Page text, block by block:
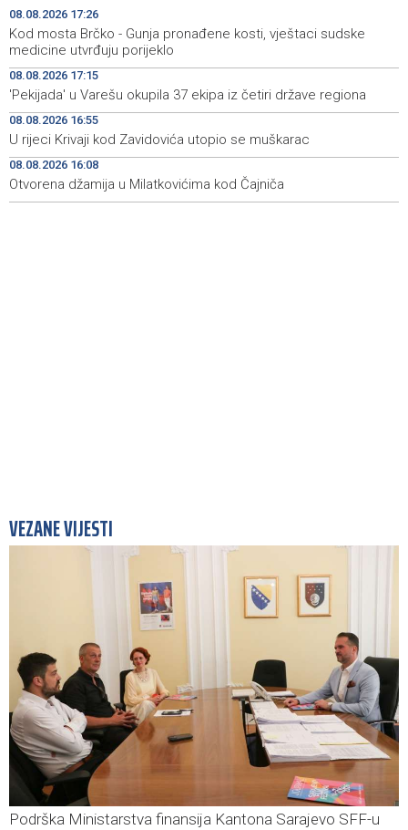
16:55 U rijeci Krivaji kod Zavidovića utopio se muškarac
16:08 Otvorena džamija u Milatkovićima kod Čajniča
15:55
Zmajice se okupile u Mostaru: Reprezentacija BiH kreće
po novu mediteransku priču
15:55
SFF - Specijalna predfestivalska projekcija restauriranog
filma 'Žena s krajolikom' Ivice Matića
15:37
Požar kod Konjica i dalje aktivan, stanje bolje nego
jutros
08.08.2026 17:26
Kod mosta Brčko - Gunja pronađene kosti, vještaci sudske
medicine utvrđuju porijeklo
08.08.2026 17:15
'Pekijada' u Varešu okupila 37 ekipa iz četiri države regiona
08.08.2026 16:55
U rijeci Krivaji kod Zavidovića utopio se muškarac
08.08.2026 16:08
Otvorena džamija u Milatkovićima kod Čajniča
VEZANE VIJESTI
Podrška Ministarstva finansija Kantona Sarajevo SFF-u